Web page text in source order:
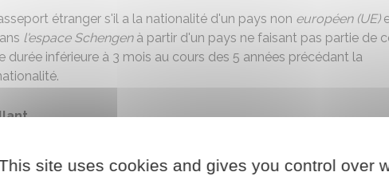
étranger s'il a la nationalité d'un pays non européen (UE)
l'espace Schengenà partir d'un pays ne faisant pas partie de
durée inférieure à 3 mois au cours des 5 années précédant la
l'acte de naissance
française ou tous documents attestant de la nationalité
site uses cookies and gives you control over